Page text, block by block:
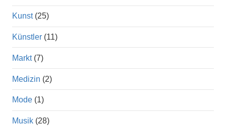
Kunst(25)
Künstler (11)
Markt(7)
Medizin (2)
Mode (1)
Musik (28)